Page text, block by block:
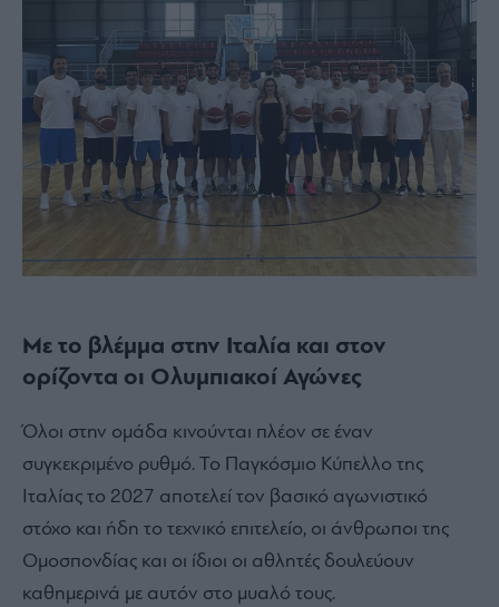
Με το βλέμμα στην Ιταλία και στον
ορίζοντα οι Ολυμπιακοί Αγώνες
Όλοι στην ομάδα κινούνται πλέον σε έναν
συγκεκριμένο ρυθμό. Το Παγκόσμιο Κύπελλο της
Ιταλίας το 2027 αποτελεί τον βασικό αγωνιστικό
στόχο και ήδη το τεχνικό επιτελείο, οι άνθρωποι της
Ομοσπονδίας και οι ίδιοι οι αθλητές δουλεύουν
καθημερινά με αυτόν στο μυαλό τους.